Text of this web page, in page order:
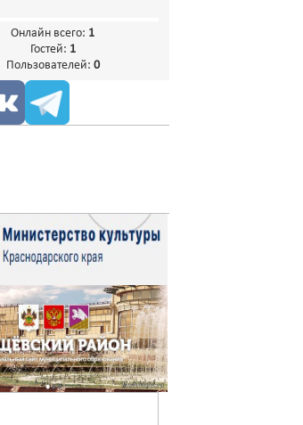
Онлайн всего: 1
Гостей: 1
Пользователей: 0